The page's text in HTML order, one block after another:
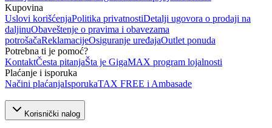
Kupovina
Uslovi korišćenjaPolitika privatnostiDetalji ugovora o prodaji na
daljinuObaveštenje o pravima i obavezama
potrošačaReklamacijeOsiguranje uređajaOutlet ponuda
Potrebna ti je pomoć?
KontaktČesta pitanjaŠta je GigaMAX program lojalnosti
Plaćanje i isporuka
Načini plaćanjaIsporukaTAX FREE i Ambasade
Korisnički nalog